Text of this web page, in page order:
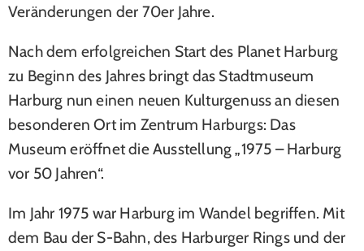
Veränderungen der 70er Jahre.
Nach dem erfolgreichen Start des Planet Harburg
zu Beginn des Jahres bringt das Stadtmuseum
Harburg nun einen neuen Kulturgenuss an diesen
besonderen Ort im Zentrum Harburgs: Das
Museum eröffnet die Ausstellung „1975 – Harburg
vor 50 Jahren“.
Im Jahr 1975 war Harburg im Wandel begriffen. Mit
dem Bau der S-Bahn, des Harburger Rings und der